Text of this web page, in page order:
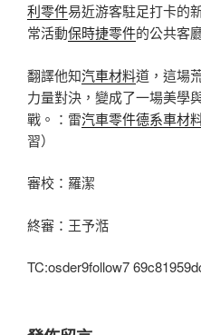
利零件易近游客駐足打卡的
常活動保時捷零件的公共客
翻譯他知汽車材料道，這場
力量對決，變成了一場美學
戰。：雷汽車零件德系車材
習）
審校：羅潔
終審：王予湉
TC:osder9follow7